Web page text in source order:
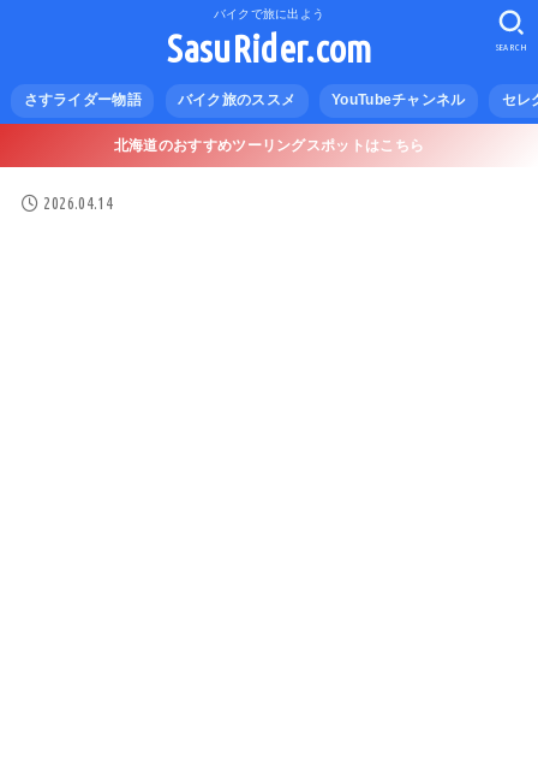
バイクで旅に出よう
SasuRider.com
さすライダー物語 バイク旅のススメ YouTubeチャンネル セレ
SEARCH
北海道のおすすめツーリングスポットはこちら
2026.04.14